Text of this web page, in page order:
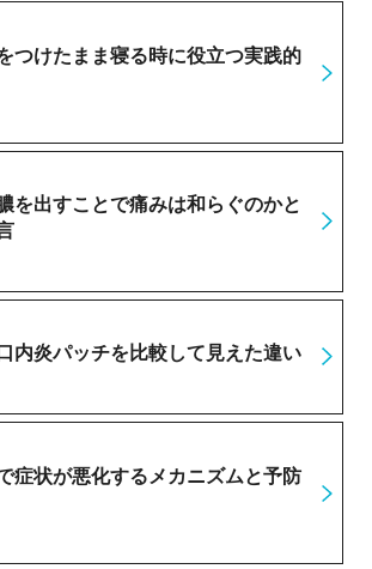
つけたまま寝る時に役立つ実践的
を出すことで痛みは和らぐのかと
内炎パッチを比較して見えた違い
症状が悪化するメカニズムと予防